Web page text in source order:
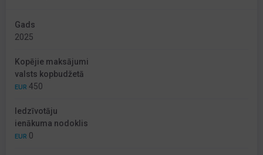
Gads
2025
Kopējie maksājumi
valsts kopbudžetā
EUR 450
Iedzīvotāju
ienākuma nodoklis
EUR 0